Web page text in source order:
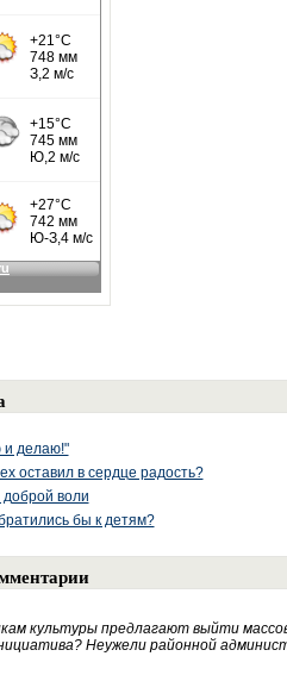
делаю!"
оставил в сердце радость?
доброй воли
бы к детям?
культуры предлагают выйти
Неужели районной